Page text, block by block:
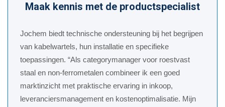
Maak kennis met de productspecialist
Jochem biedt technische ondersteuning bij het begrijpen
van kabelwartels, hun installatie en specifieke
toepassingen. “Als categorymanager voor roestvast
staal en non-ferrometalen combineer ik een goed
marktinzicht met praktische ervaring in inkoop,
leveranciersmanagement en kostenoptimalisatie. Mijn